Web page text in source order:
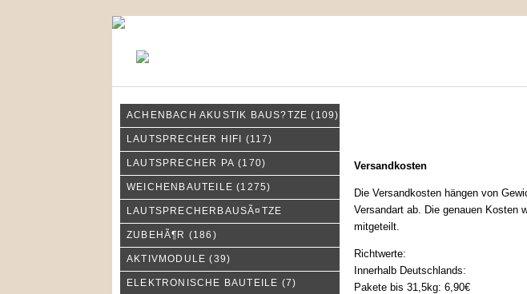
ACHENBACH AKUSTIK BAUS?TZE (109)
LAUTSPRECHER HIFI (117)
LAUTSPRECHER PA (170)
WEICHENBAUTEILE (1275)
LAUTSPRECHERBAUSÃ¤TZE
ZUBEHÃ¶R (186)
AKTIVMODULE (39)
ELEKTRONISCHE BAUTEILE (7)
Versandkosten
Die Versandkosten hängen von
Versandart ab. Die genauen Kosten
mitgeteilt.
Richtwerte:
Innerhalb Deutschlands:
Pakete bis 31,5kg: 6,90€